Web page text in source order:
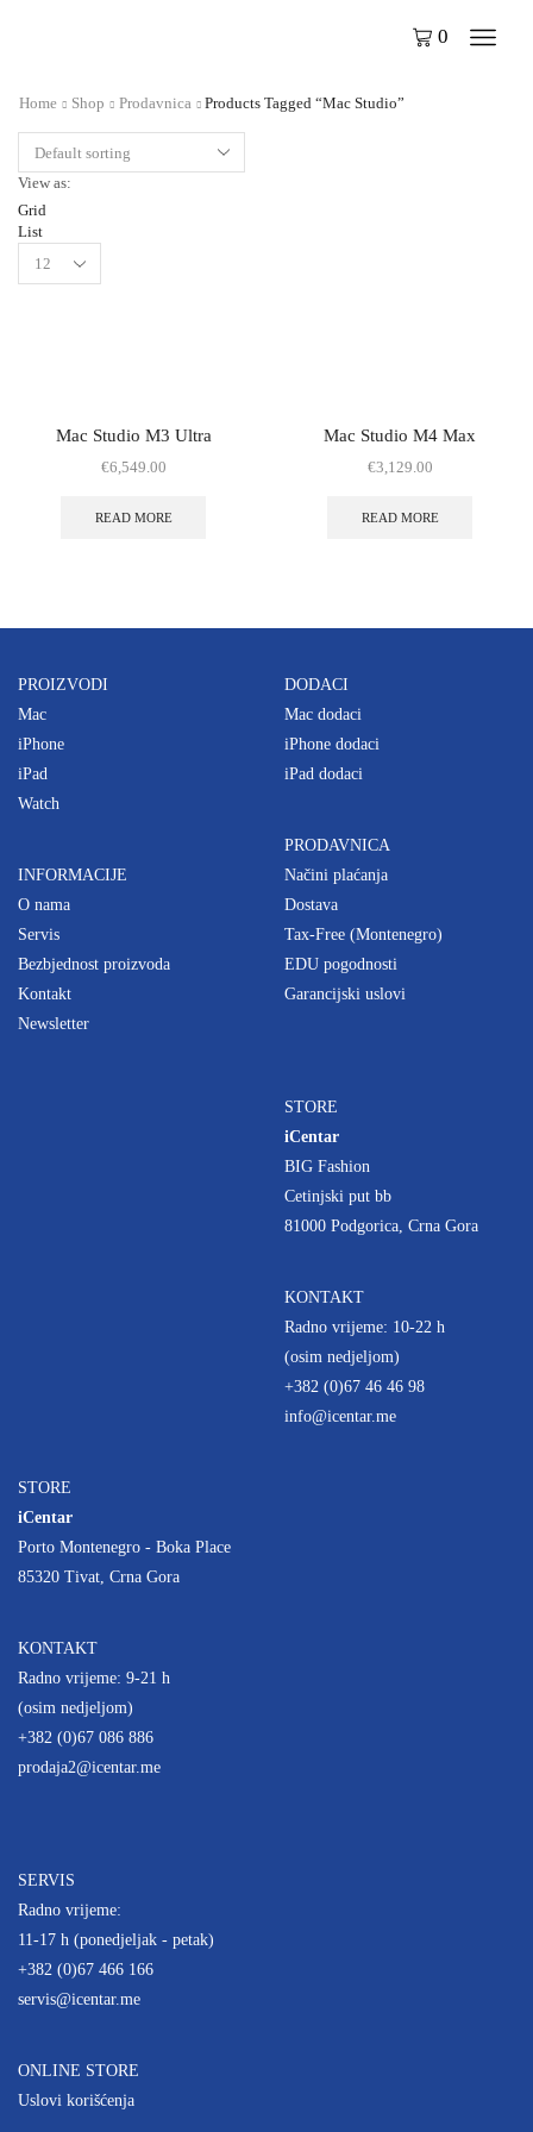
0
Home Shop Prodavnica Products Tagged “Mac Studio”
View as:
Grid
List
Mac Studio M3 Ultra
€6,549.00
READ MORE
Mac Studio M4 Max
€3,129.00
READ MORE
PROIZVODI
Mac
iPhone
iPad
Watch
INFORMACIJE
O nama
Servis
Bezbjednost proizvoda
Kontakt
Newsletter
DODACI
Mac dodaci
iPhone dodaci
iPad dodaci
PRODAVNICA
Načini plaćanja
Dostava
Tax-Free (Montenegro)
EDU pogodnosti
Garancijski uslovi
STORE
iCentar
BIG Fashion
Cetinjski put bb
81000 Podgorica, Crna Gora
KONTAKT
Radno vrijeme: 10-22 h
(osim nedjeljom)
+382 (0)67 46 46 98
info@icentar.me
STORE
iCentar
Porto Montenegro - Boka Place
85320 Tivat, Crna Gora
KONTAKT
Radno vrijeme: 9-21 h
(osim nedjeljom)
+382 (0)67 086 886
prodaja2@icentar.me
SERVIS
Radno vrijeme:
11-17 h (ponedjeljak - petak)
+382 (0)67 466 166
servis@icentar.me
ONLINE STORE
Uslovi korišćenja